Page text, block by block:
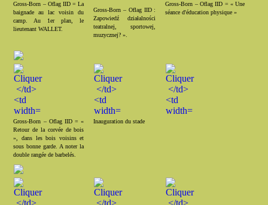
Gross-Born – Oflag IID = La
baignade au lac voisin du
camp. Au 1er plan, le
lieutenant WALLET.
Gross-Born – Oflag IID :
Zapowiedź działalności
teatralnej, sportowej,
muzycznej? ».
Gross-Born – Oflag IID = « Une
séance d'éducation physique »
Gross-Born – Oflag IID = «
Retour de la corvée de bois
», dans les bois voisins et
sous bonne garde. A noter la
double rangée de barbelés.
Inauguration du stade